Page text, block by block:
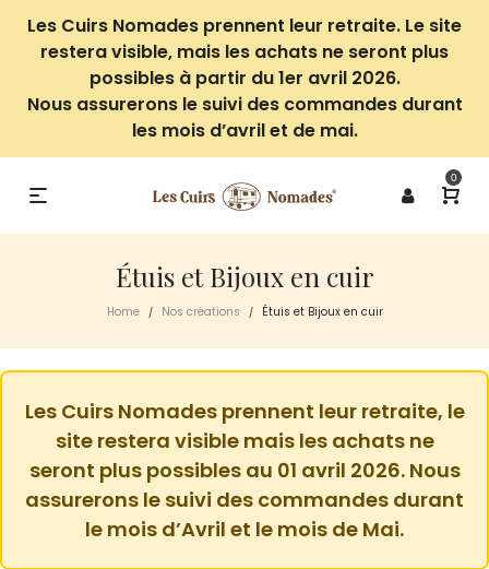
Les Cuirs Nomades prennent leur retraite. Le site
restera visible, mais les achats ne seront plus
possibles à partir du 1er avril 2026.
Nous assurerons le suivi des commandes durant
les mois d’avril et de mai.
0
Étuis et Bijoux en cuir
Home / Nos créations / Étuis et Bijoux en cuir
Les Cuirs Nomades prennent leur retraite, le
site restera visible mais les achats ne
seront plus possibles au 01 avril 2026. Nous
assurerons le suivi des commandes durant
le mois d’Avril et le mois de Mai.